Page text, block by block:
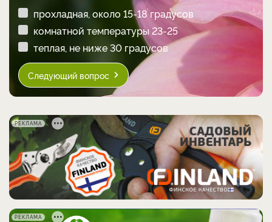
прохладная, около 15-18 градусов
комнатной температуры 23-25
теплая, не ниже 30 градусов
Следующий вопрос
РЕКЛАМА
РЕКЛАМА